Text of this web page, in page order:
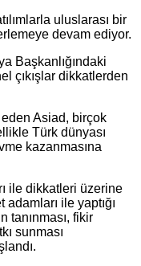
uluslarası bir
devam ediyor.
Başkanlığındaki
çıkışlar dikkatlerden
eden Asiad, birçok
Türk dünyası
kazanmasına
ile dikkatleri üzerine
ile yaptığı
tanınması, fikir
sunması